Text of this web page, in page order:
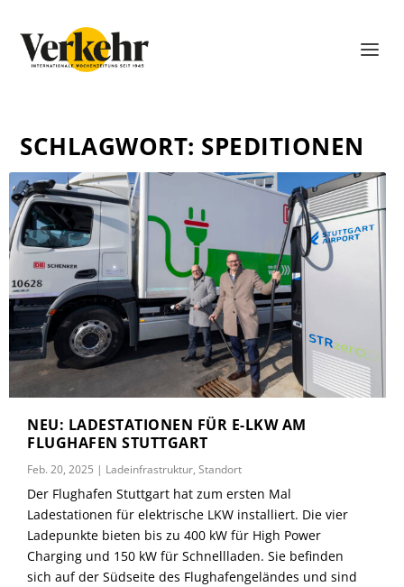
SCHLAGWORT: SPEDITIONEN
NEU: LADESTATIONEN FÜR E-LKW AM
FLUGHAFEN STUTTGART
Feb. 20, 2025 | Ladeinfrastruktur,Standort
Der Flughafen Stuttgart hat zum ersten Mal
Ladestationen für elektrische LKW installiert. Die vier
Ladepunkte bieten bis zu 400 kW für High Power
Charging und 150 kW für Schnellladen. Sie befinden
sich auf der Südseite des Flughafengeländes und sind